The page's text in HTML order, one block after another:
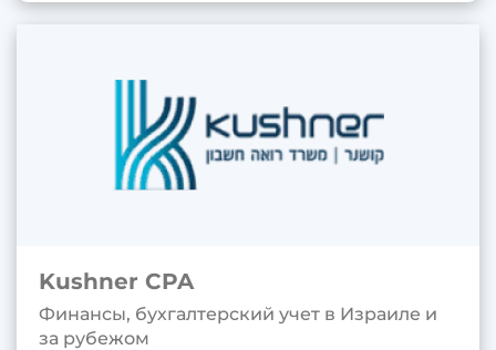
Kushner CPA
Финансы, бухгалтерский учет в Израиле и
за рубежом